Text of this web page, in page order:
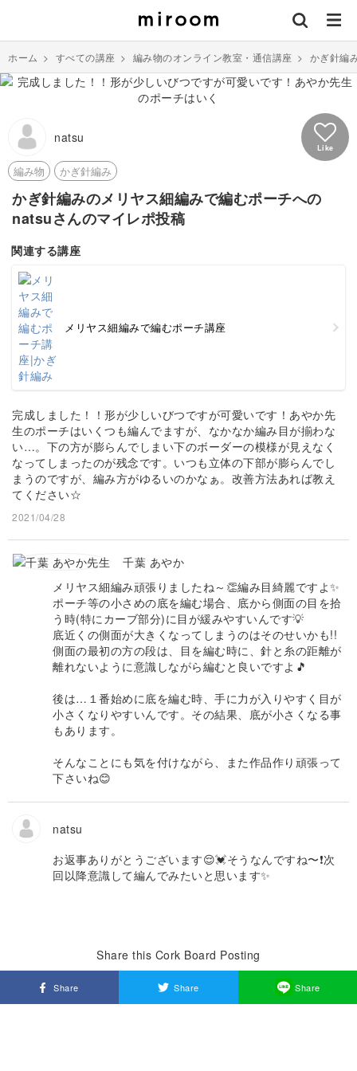
ホーム > すべての講座 > 編み物のオンライン教室・通信講座 > かぎ針編
natsu
Like
編み物 かぎ針編み
かぎ針編みのメリヤス細編みで編むポーチへの
natsuさんのマイレポ投稿
関連する講座
メリヤス細編みで編むポーチ講座
完成しました！！形が少しいびつですが可愛いです！あやか先
生のポーチはいくつも編んでますが、なかなか編み目が揃わな
い…。下の方が膨らんでしまい下のボーダーの模様が見えなく
なってしまったのが残念です。いつも立体の下部が膨らんでし
まうのですが、編み方がゆるいのかなぁ。改善方法あれば教え
てください☆
2021/04/28
千葉 あやか
メリヤス細編み頑張りましたね～👏編み目綺麗ですよ✨
ポーチ等の小さめの底を編む場合、底から側面の目を拾
う時(特にカーブ部分)に目が緩みやすいんです💡
底近くの側面が大きくなってしまうのはそのせいかも!!
側面の最初の方の段は、目を編む時に、針と糸の距離が
離れないように意識しながら編むと良いですよ🎵
後は…１番始めに底を編む時、手に力が入りやすく目が
小さくなりやすいんです。その結果、底が小さくなる事
もあります。
そんなことにも気を付けながら、また作品作り頑張って
下さいね😊
natsu
お返事ありがとうございます😌💓そうなんですね〜❗️次
回以降意識して編んでみたいと思います✨
Share this Cork Board Posting
Share Share Share